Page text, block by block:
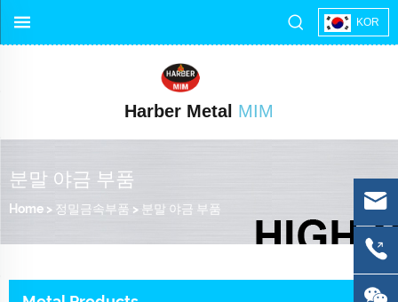
KOR
Harber Metal MIM
분말 야금 부품
Home > 정밀금속부품 > 분말 야금 부품